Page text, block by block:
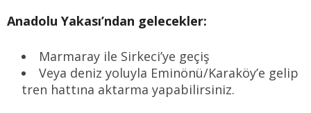
Anadolu Yakası’ndan gelecekler:
Marmaray ile Sirkeci’ye geçiş
Veya deniz yoluyla Eminönü/Karaköy’e gelip
tren hattına aktarma yapabilirsiniz.